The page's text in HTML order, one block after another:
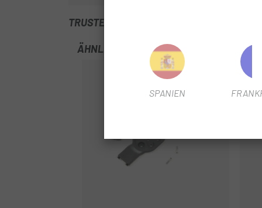
TRUSTED SHOPS REVIEWS
ÄHNLICHE PRODUKTE
SPANIEN